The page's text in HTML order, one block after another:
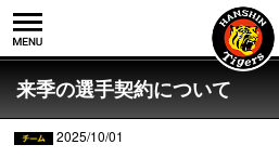
来季の選手契約について
2025/10/01